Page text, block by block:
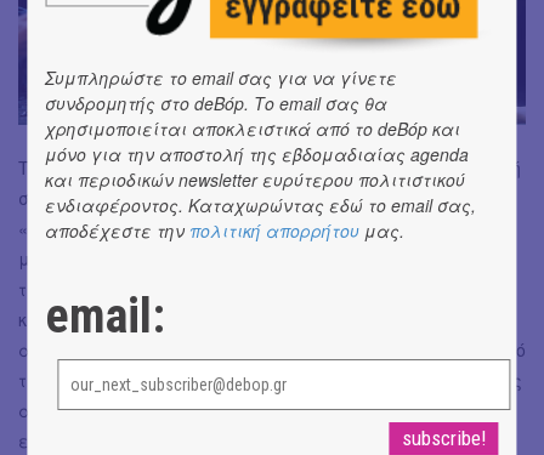
Το «Ούρλιαξα στους Θεούς του 0 και του 1», είναι μια ωδή
στον ηθοποιό, στο τι βιώνει, τι αντιμετωπίζει, τι…
«τραβάει» και τι απολαμβάνει. Είναι όμως πρωτίστως
μια μεγάλη τρυφερή «αγκαλιά» στο ίδιο το Θέατρο ως
τέχνη, έκφραση, καταφύγιο και επανάσταση. Γράφτηκε
και ανέβηκε τώρα, το 2026, στην αυγή του ΑΙ
αποδεικνύοντας ότι η τέχνη -οι τέχνες- είναι μπροστά από
την εποχή τους. Και αυτός είναι ο λόγος που πρέπει να τις
αφήνουμε να ανθίσουν ακόμα και αν γίνονται
ενοχλητικές. Θα μου πείτε, αυτοί που ενοχλούνται δεν
Συμπληρώστε το email σας για να γίνετε
συνδρομητής στο deBόp. Το email σας θα
χρησιμοποιείται αποκλειστικά από το deBόp και
μόνο για την αποστολή της εβδομαδιαίας agenda
και περιοδικών newsletter ευρύτερου πολιτιστικού
ενδιαφέροντος. Καταχωρώντας εδώ το email σας,
αποδέχεστε την πολιτική απορρήτου μας.
email: